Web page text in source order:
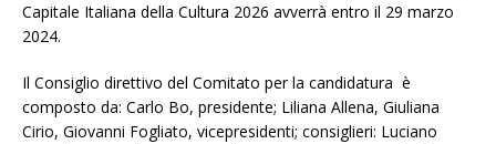
Capitale Italiana della Cultura 2026 avverrà entro il 29 marzo
2024.
Il Consiglio direttivo del Comitato per la candidatura è
composto da: Carlo Bo, presidente; Liliana Allena, Giuliana
Cirio, Giovanni Fogliato, vicepresidenti; consiglieri: Luciano